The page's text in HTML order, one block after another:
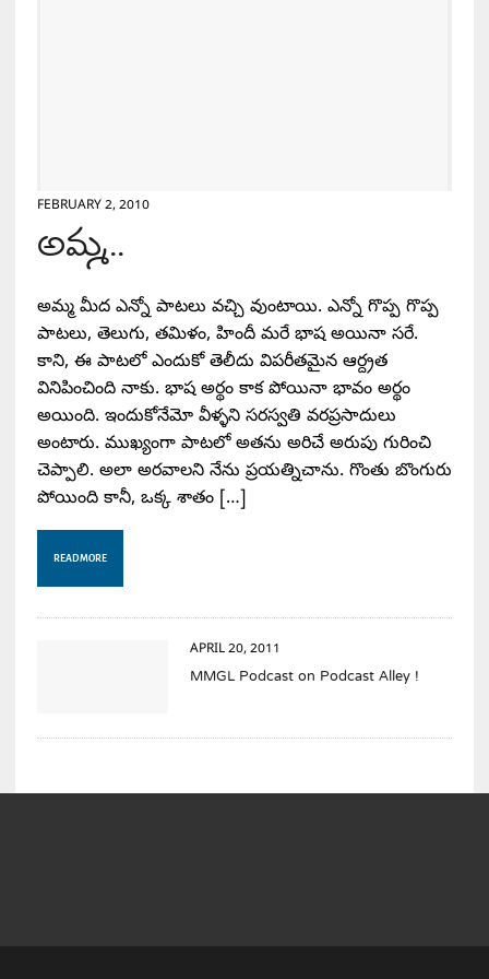
FEBRUARY 2, 2010
అమ్మ..
అమ్మ మీద ఎన్నో పాటలు వచ్చి వుంటాయి. ఎన్నో గొప్ప గొప్ప
పాటలు, తెలుగు, తమిళం, హిందీ మరే భాష అయినా సరే.
కాని, ఈ పాటలో ఎందుకో తెలీదు విపరీతమైన ఆర్ద్రత
వినిపించింది నాకు. భాష అర్థం కాక పోయినా భావం అర్థం
అయింది. ఇందుకోనేమో వీళ్ళని సరస్వతి వరప్రసాదులు
అంటారు. ముఖ్యంగా పాటలో అతను అరిచే అరుపు గురించి
చెప్పాలి. అలా అరవాలని నేను ప్రయత్నిచాను. గొంతు బొంగురు
పోయింది కానీ, ఒక్క శాతం […]
READ MORE
APRIL 20, 2011
MMGL Podcast on Podcast Alley !